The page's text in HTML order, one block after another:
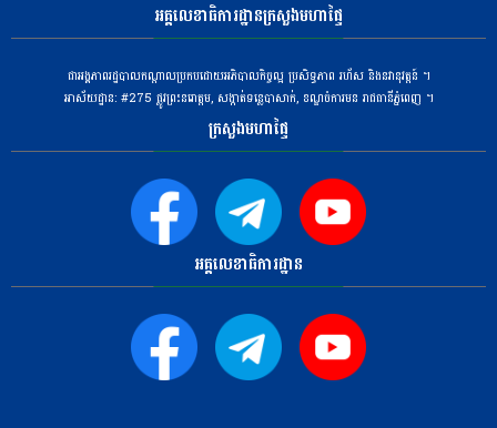
អគ្គលេខាធិការដ្ឋានក្រសួងមហាផ្ទៃ
ជាអង្គភាពរដ្ឋបាលកណ្តាលប្រកបដោយអភិបាលកិច្ចល្អ ប្រសិទ្ធភាព រហ័ស និងនវានុវត្តន៍ ។
អាស័យដ្ឋាន: #275 ​ផ្លូវព្រះនរោត្តម, សង្កាត់ទន្លេបាសាក់, ខណ្ឌចំការមន រាជធានីភ្នំពេញ ។
ក្រសួងមហាផ្ទៃ
អគ្គលេខាធិការដ្ឋាន